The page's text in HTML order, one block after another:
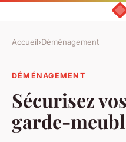
Accueil›Déménagement
DÉMÉNAGEMENT
Sécurisez
garde-